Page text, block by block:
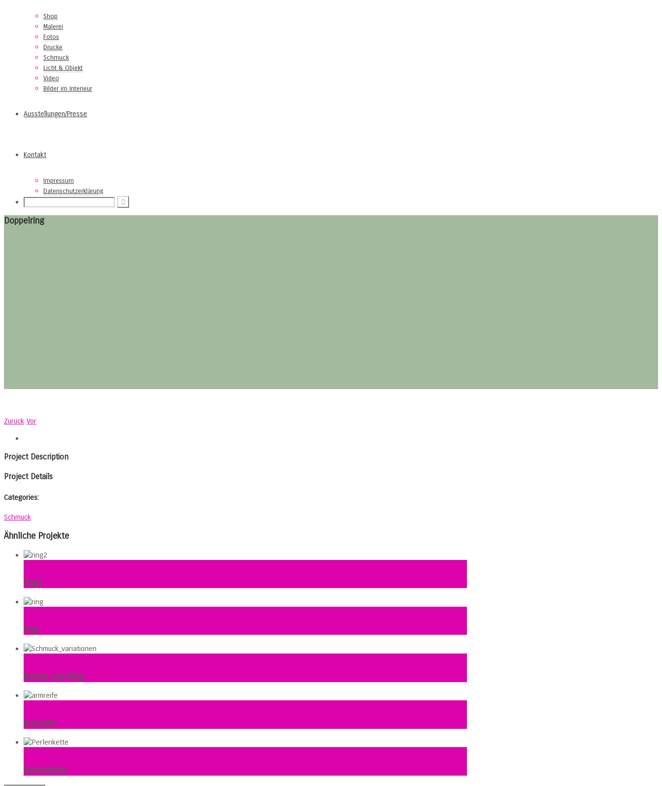
Shop
Malerei
Fotos
Drucke
Schmuck
Licht & Objekt
Video
Bilder im Interieur
Ausstellungen/Presse
Kontakt
Impressum
Datenschutzerklärung
Doppelring
Zurück Vor
Project Description
Project Details
Categories:
Schmuck
Ähnliche Projekte
ring1
ring
Ketten und Ring
Armreife
Perlenkette